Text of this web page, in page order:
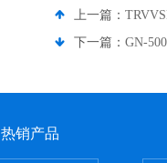
上一篇：
下一篇： GN-
热销产品